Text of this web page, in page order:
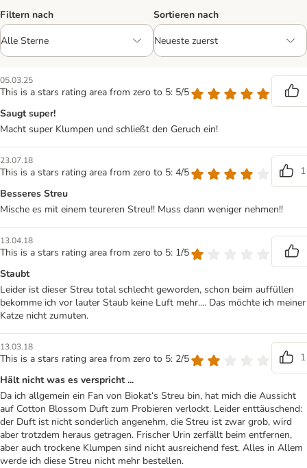
Filtern nach Sortieren nach
05.03.25
This is a stars rating area from zero to 5: 5/5
Saugt super!
Macht super Klumpen und schließt den Geruch ein!
23.07.18
This is a stars rating area from zero to 5: 4/5
1
Besseres Streu
Mische es mit einem teureren Streu!! Muss dann weniger nehmen!!
13.04.18
This is a stars rating area from zero to 5: 1/5
Staubt
Leider ist dieser Streu total schlecht geworden, schon beim auffüllen
bekomme ich vor lauter Staub keine Luft mehr.... Das möchte ich meiner
Katze nicht zumuten.
13.03.18
This is a stars rating area from zero to 5: 2/5
1
Hält nicht was es verspricht ...
Da ich allgemein ein Fan von Biokat‘s Streu bin, hat mich die Aussicht
auf Cotton Blossom Duft zum Probieren verlockt. Leider enttäuschend:
der Duft ist nicht sonderlich angenehm, die Streu ist zwar grob, wird
aber trotzdem heraus getragen. Frischer Urin zerfällt beim entfernen,
aber auch trockene Klumpen sind nicht ausreichend fest. Alles in Allem
werde ich diese Streu nicht mehr bestellen.